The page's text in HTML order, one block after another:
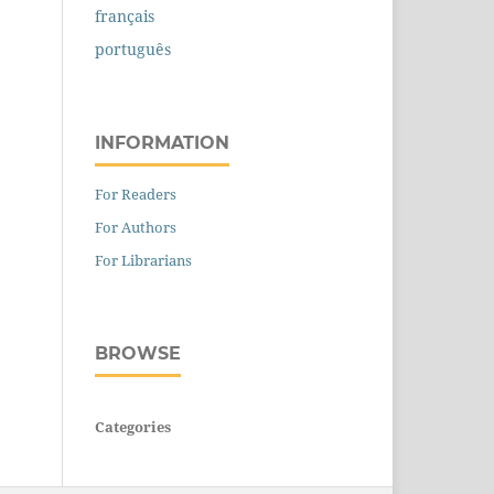
français
português
INFORMATION
For Readers
For Authors
For Librarians
BROWSE
Categories